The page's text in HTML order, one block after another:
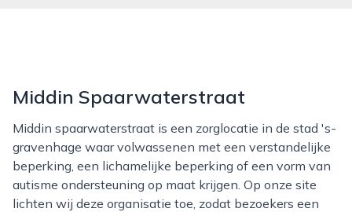
Middin Spaarwaterstraat
Middin spaarwaterstraat is een zorglocatie in de stad 's-
gravenhage waar volwassenen met een verstandelijke
beperking, een lichamelijke beperking of een vorm van
autisme ondersteuning op maat krijgen. Op onze site
lichten wij deze organisatie toe, zodat bezoekers een